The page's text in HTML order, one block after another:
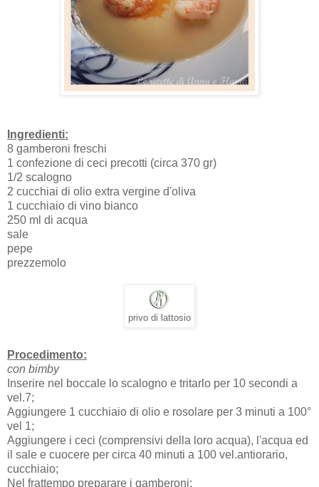
Ingredienti:
8 gamberoni freschi
1 confezione di ceci precotti (circa 370 gr)
1/2 scalogno
2 cucchiai di olio extra vergine d'oliva
1 cucchiaio di vino bianco
250 ml di acqua
sale
pepe
prezzemolo
privo di lattosio
Procedimento:
con bimby
Inserire nel boccale lo scalogno e tritarlo per 10 secondi a
vel.7;
Aggiungere 1 cucchiaio di olio e rosolare per 3 minuti a 100°
vel 1;
Aggiungere i ceci (comprensivi della loro acqua), l'acqua ed
il sale e cuocere per circa 40 minuti a 100 vel.antiorario,
cucchiaio;
Nel frattempo preparare i gamberoni: